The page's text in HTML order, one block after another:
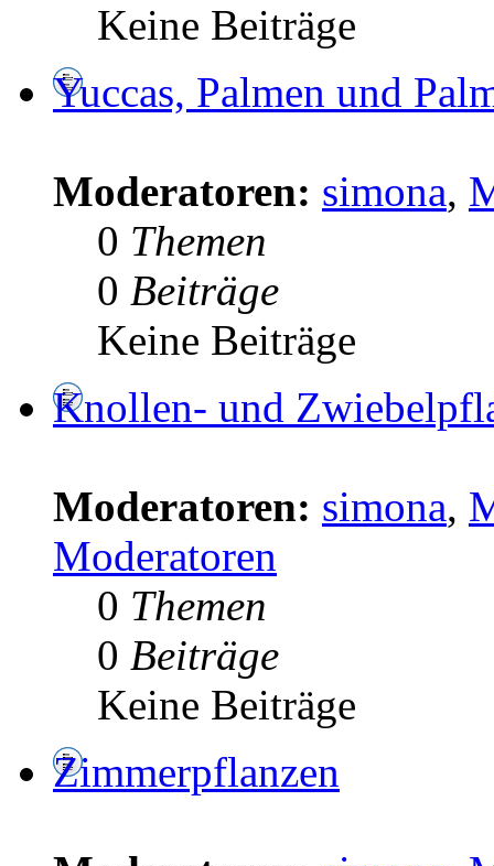
Keine Beiträge
Yuccas, Palmen und
Moderatoren: simona,
0 Themen
0 Beiträge
Keine Beiträge
Knollen- und
Moderatoren: simona,
Moderatoren
0 Themen
0 Beiträge
Keine Beiträge
Zimmerpflanzen